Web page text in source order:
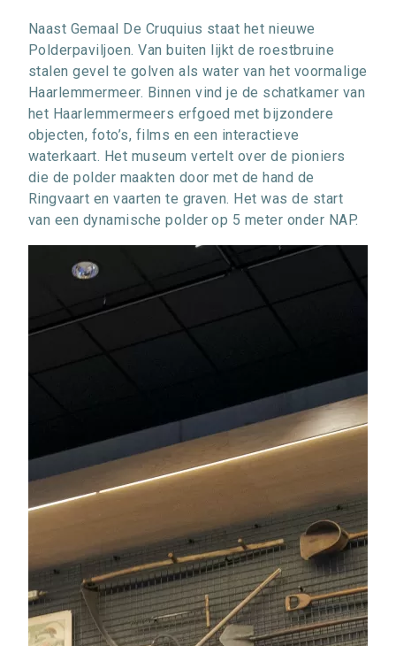
Naast Gemaal De Cruquius staat het nieuwe
Polderpaviljoen. Van buiten lijkt de roestbruine
stalen gevel te golven als water van het voormalige
Haarlemmermeer. Binnen vind je de schatkamer van
het Haarlemmermeers erfgoed met bijzondere
objecten, foto’s, films en een interactieve
waterkaart. Het museum vertelt over de pioniers
die de polder maakten door met de hand de
Ringvaart en vaarten te graven. Het was de start
van een dynamische polder op 5 meter onder NAP.